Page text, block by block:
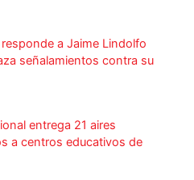
a Jaime Lindolfo
señalamientos contra su
entrega 21 aires
a centros educativos de